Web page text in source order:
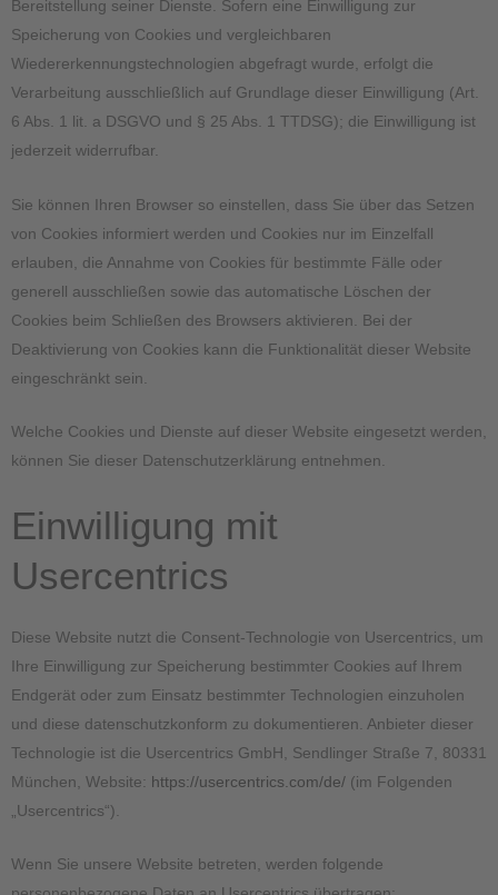
Bereitstellung seiner Dienste. Sofern eine Einwilligung zur
Speicherung von Cookies und vergleichbaren
Wiedererkennungstechnologien abgefragt wurde, erfolgt die
Verarbeitung ausschließlich auf Grundlage dieser Einwilligung (Art.
6 Abs. 1 lit. a DSGVO und § 25 Abs. 1 TTDSG); die Einwilligung ist
jederzeit widerrufbar.
Sie können Ihren Browser so einstellen, dass Sie über das Setzen
von Cookies informiert werden und Cookies nur im Einzelfall
erlauben, die Annahme von Cookies für bestimmte Fälle oder
generell ausschließen sowie das automatische Löschen der
Cookies beim Schließen des Browsers aktivieren. Bei der
Deaktivierung von Cookies kann die Funktionalität dieser Website
eingeschränkt sein.
Welche Cookies und Dienste auf dieser Website eingesetzt werden,
können Sie dieser Datenschutzerklärung entnehmen.
Einwilligung mit
Usercentrics
Diese Website nutzt die Consent-Technologie von Usercentrics, um
Ihre Einwilligung zur Speicherung bestimmter Cookies auf Ihrem
Endgerät oder zum Einsatz bestimmter Technologien einzuholen
und diese datenschutzkonform zu dokumentieren. Anbieter dieser
Technologie ist die Usercentrics GmbH, Sendlinger Straße 7, 80331
München, Website: https://usercentrics.com/de/ (im Folgenden
„Usercentrics“).
Wenn Sie unsere Website betreten, werden folgende